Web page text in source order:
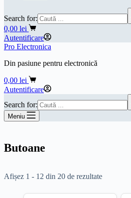
Search for:
Coș
de
cumpărături
0,00 lei
Autentificare
Pro Electronica
Din pasiune pentru electronică
Coș
de
cumpărături
0,00 lei
Autentificare
Search for:
Meniu
Butoane
Afișez 1 - 12 din 20 de rezultateSortat
cele